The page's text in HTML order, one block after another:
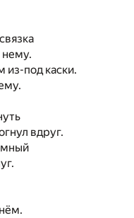
нему.
из-под каски.
вдруг.